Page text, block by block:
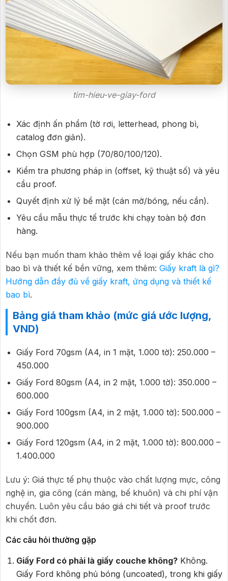
tim-hieu-ve-giay-ford
Xác định ấn phẩm (tờ rơi, letterhead, phong bì,
catalog đơn giản).
Chọn GSM phù hợp (70/80/100/120).
Kiểm tra phương pháp in (offset, kỹ thuật số) và yêu
cầu proof.
Quyết định xử lý bề mặt (cán mờ/bóng, nếu cần).
Yêu cầu mẫu thực tế trước khi chạy toàn bộ đơn
hàng.
Nếu bạn muốn tham khảo thêm về loại giấy khác cho
bao bì và thiết kế bền vững, xem thêm: Giấy kraft là gì?
Hướng dẫn đầy đủ về giấy kraft, ứng dụng và thiết kế
bao bì.
Bảng giá tham khảo (mức giá ước lượng,
VND)
Giấy Ford 70gsm (A4, in 1 mặt, 1.000 tờ): 250.000 –
450.000
Giấy Ford 80gsm (A4, in 2 mặt, 1.000 tờ): 350.000 –
600.000
Giấy Ford 100gsm (A4, in 2 mặt, 1.000 tờ): 500.000 –
900.000
Giấy Ford 120gsm (A4, in 2 mặt, 1.000 tờ): 800.000 –
1.400.000
Lưu ý: Giá thực tế phụ thuộc vào chất lượng mực, công
nghệ in, gia công (cán màng, bế khuôn) và chi phí vận
chuyển. Luôn yêu cầu báo giá chi tiết và proof trước
khi chốt đơn.
Các câu hỏi thường gặp
Giấy Ford có phải là giấy couche không?Không.
Giấy Ford không phủ bóng (uncoated), trong khi giấy